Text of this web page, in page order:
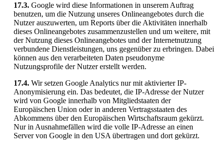
17.3. Google wird diese Informationen in unserem Auftrag
benutzen, um die Nutzung unseres Onlineangebotes durch die
Nutzer auszuwerten, um Reports über die Aktivitäten innerhalb
dieses Onlineangebotes zusammenzustellen und um weitere, mit
der Nutzung dieses Onlineangebotes und der Internetnutzung
verbundene Dienstleistungen, uns gegenüber zu erbringen. Dabei
können aus den verarbeiteten Daten pseudonyme
Nutzungsprofile der Nutzer erstellt werden.
17.4. Wir setzen Google Analytics nur mit aktivierter IP-
Anonymisierung ein. Das bedeutet, die IP-Adresse der Nutzer
wird von Google innerhalb von Mitgliedstaaten der
Europäischen Union oder in anderen Vertragsstaaten des
Abkommens über den Europäischen Wirtschaftsraum gekürzt.
Nur in Ausnahmefällen wird die volle IP-Adresse an einen
Server von Google in den USA übertragen und dort gekürzt.